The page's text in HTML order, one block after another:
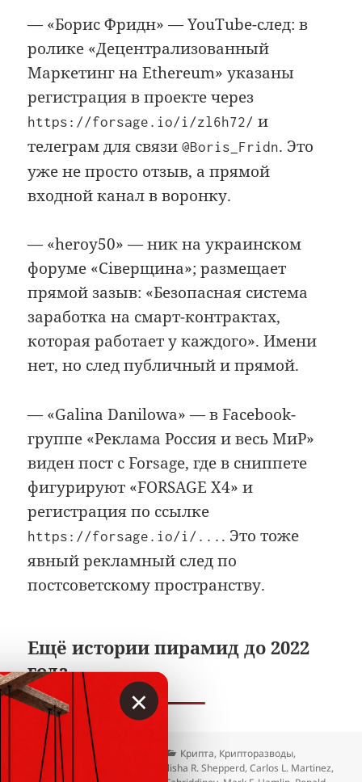
— «Борис Фридн» — YouTube-след: в
ролике «Децентрализованный
Маркетинг на Ethereum» указаны
регистрация в проекте через
https://forsage.io/i/zl6h72/ и
телеграм для связи@Boris_Fridn. Это
уже не просто отзыв, а прямой
входной канал в воронку.
— «heroy50» — ник на украинском
форуме «Сіверщина»; размещает
прямой зазыв: «Безопасная система
заработка на смарт-контрактах,
которая работает у каждого». Имени
нет, но след публичный и прямой.
— «Galina Danilowa» — в Facebook-
группе «Реклама Россия и весь МиР»
виден пост с Forsage, где в сниппете
фигурируют «FORSAGE X4» и
регистрация по ссылке
https://forsage.io/i/... . Это тоже
явный рекламный след по
постсоветскому пространству.
Ещё истории пирамид до 2022
года
Опубликовано
21.04.2026 Рубрики
Крипта, Крипторазводы,
Пирамиды и признаки
Метки
Alisha R. Shepperd,Carlos L. Martinez,
×